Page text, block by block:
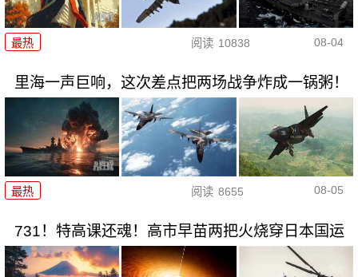
最热 阅读 10838 08-04
里海一声巨响，这次差点把两场战争炸成一锅粥！
最热 阅读 8655 08-05
731！特高课还魂！高市早苗两把火烧穿日本国运